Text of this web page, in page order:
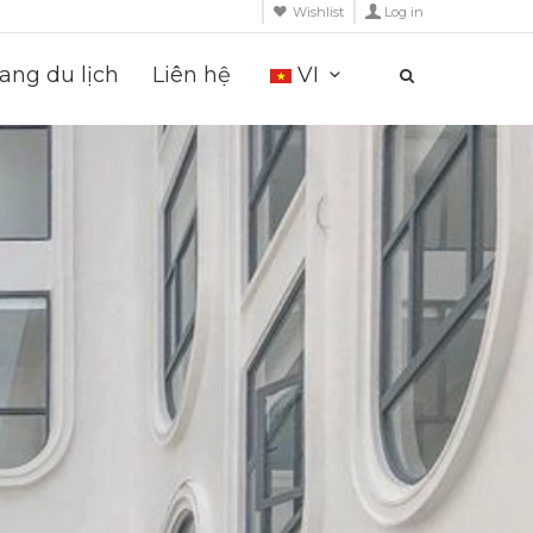
Wishlist Log in
du lịch Liên hệ VI